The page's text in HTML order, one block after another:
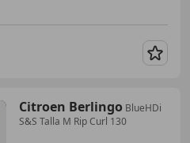
Citroen Berlingo BlueHDi
S&S Talla M Rip Curl 130